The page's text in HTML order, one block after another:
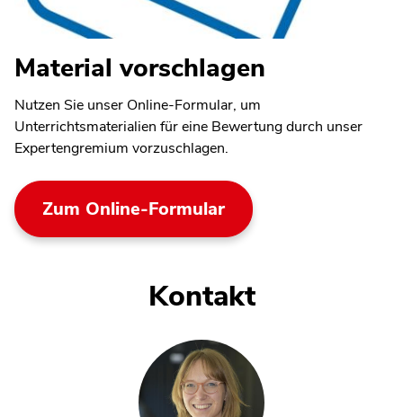
Material vorschlagen
Nutzen Sie unser Online-Formular, um
Unterrichtsmaterialien für eine Bewertung durch unser
Expertengremium vorzuschlagen.
Zum Online-Formular
Kontakt